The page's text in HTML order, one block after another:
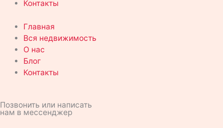
s
s
n
i
Контакты
Главная
Вся недвижимость
О нас
Блог
Контакты
Позвонить или написать
нам в мессенджер